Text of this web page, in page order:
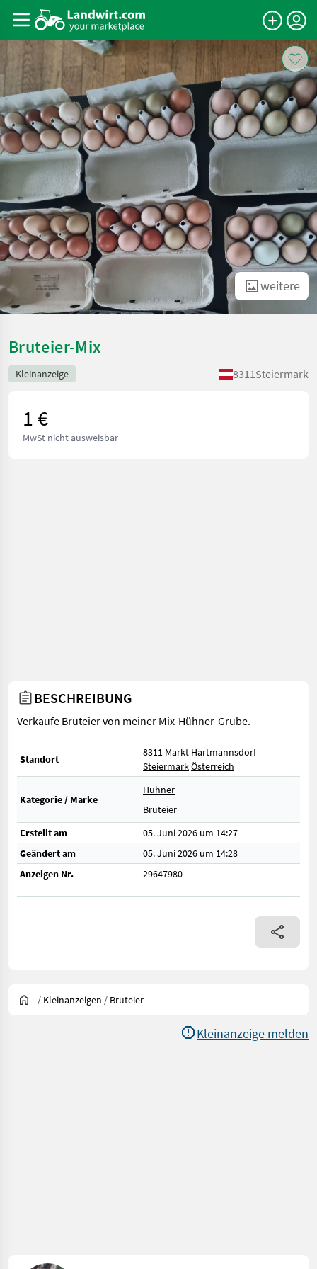
weitere
Bruteier-Mix
Kleinanzeige 8311Steiermark
1 €
MwSt nicht ausweisbar
BESCHREIBUNG
Verkaufe Bruteier von meiner Mix-Hühner-Grube.
Standort
8311 Markt Hartmannsdorf
SteiermarkÖsterreich
Kategorie / Marke
Hühner
Bruteier
Erstellt am
05. Juni 2026 um 14:27
Geändert am
05. Juni 2026 um 14:28
Anzeigen Nr.
29647980
/ Kleinanzeigen / Bruteier
Kleinanzeige melden